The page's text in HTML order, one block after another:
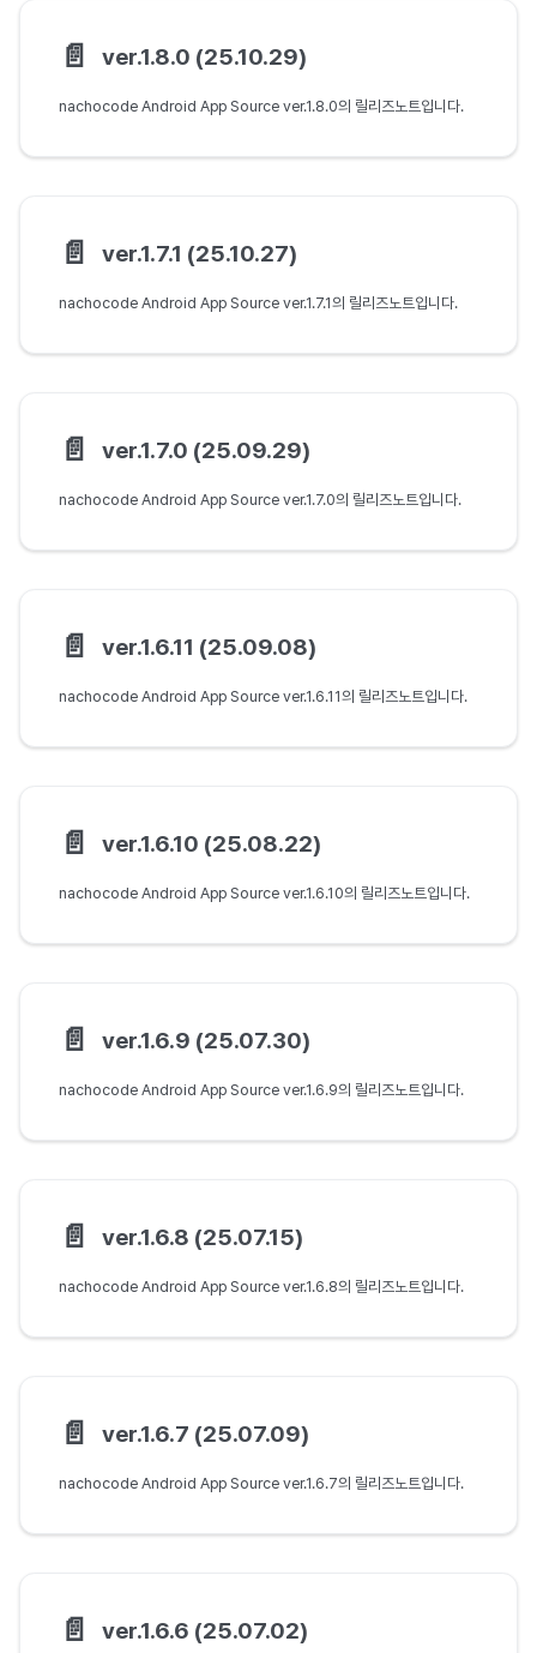
📄️ ver.1.8.0 (25.10.29)
nachocode Android App Source ver.1.8.0의 릴리즈노트입니다.
📄️ ver.1.7.1 (25.10.27)
nachocode Android App Source ver.1.7.1의 릴리즈노트입니다.
📄️ ver.1.7.0 (25.09.29)
nachocode Android App Source ver.1.7.0의 릴리즈노트입니다.
📄️ ver.1.6.11 (25.09.08)
nachocode Android App Source ver.1.6.11의 릴리즈노트입니다.
📄️ ver.1.6.10 (25.08.22)
nachocode Android App Source ver.1.6.10의 릴리즈노트입니다.
📄️ ver.1.6.9 (25.07.30)
nachocode Android App Source ver.1.6.9의 릴리즈노트입니다.
📄️ ver.1.6.8 (25.07.15)
nachocode Android App Source ver.1.6.8의 릴리즈노트입니다.
📄️ ver.1.6.7 (25.07.09)
nachocode Android App Source ver.1.6.7의 릴리즈노트입니다.
📄️ ver.1.6.6 (25.07.02)